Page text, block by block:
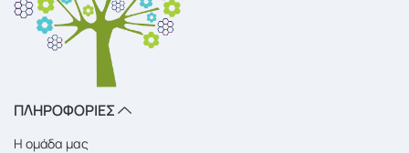
ΠΛΗΡΟΦΟΡΙΕΣ
Η ομάδα μας